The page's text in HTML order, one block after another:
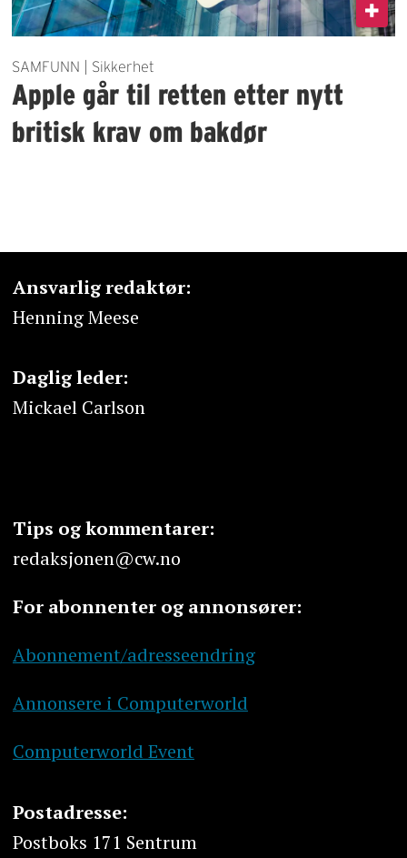
SAMFUNN | Sikkerhet
Apple går til retten etter nytt
britisk krav om bakdør
Ansvarlig redaktør:
Henning Meese
Daglig leder:
Mickael Carlson
Tips og kommentarer:
redaksjonen@cw.no
For abonnenter og annonsører:
Abonnement/adresseendring
Annonsere i Computerworld
Computerworld Event
Postadresse:
Postboks 171 Sentrum